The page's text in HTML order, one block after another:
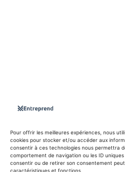
Pour offrir les meilleures expériences, nous
cookies pour stocker et/ou accéder aux
consentir à ces technologies nous permettra
comportement de navigation ou les ID
consentir ou de retirer son consentement
caractéristiques et fonctions.
info@entreprend.net